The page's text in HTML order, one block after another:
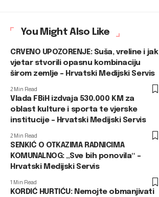
You Might Also Like
CRVENO UPOZORENJE: Suša, vreline i jak
vjetar stvorili opasnu kombinaciju
širom zemlje – Hrvatski Medijski Servis
2 Min Read
Vlada FBiH izdvaja 530.000 KM za
oblast kulture i sporta te vjerske
institucije – Hrvatski Medijski Servis
2 Min Read
SENKIĆ O OTKAZIMA RADNICIMA
KOMUNALNOG: „Sve bih ponovila“ –
Hrvatski Medijski Servis
1 Min Read
KORDIĆ HURTIĆU: Nemojte obmanjivati